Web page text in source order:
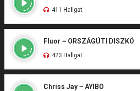
411 Hallgat
Fluor – ORSZÁGÚTI DISZKÓ
423 Hallgat
Chriss Jay – AYIBO